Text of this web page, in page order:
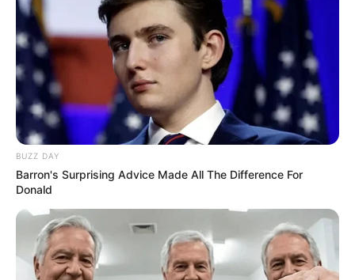
BUZZ DAY
Barron's Surprising Advice Made All The Difference For
Donald